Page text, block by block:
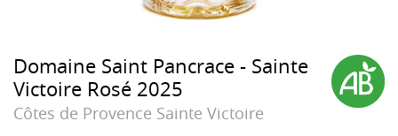
Domaine Saint Pancrace - Sainte
Victoire Rosé 2025
Côtes de Provence Sainte Victoire